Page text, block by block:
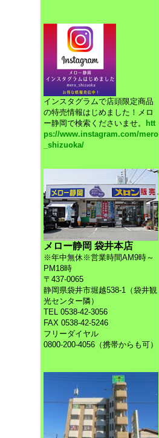
インスタグラムで店頭限定商品
の特売情報はじめました！メロ
ー静岡で検索くださいませ。
htt
ps://www.instagram.com/mero
_shizuoka/
メロー静岡 袋井本店
※年中無休※営業時間AM9時～
PM18時
〒437-0065
静岡県袋井市堀越538-1（袋井観
光センター隣）
TEL 0538-42-3056
FAX 0538-42-5246
フリーダイヤル
0800-200-4056（携帯からも可）